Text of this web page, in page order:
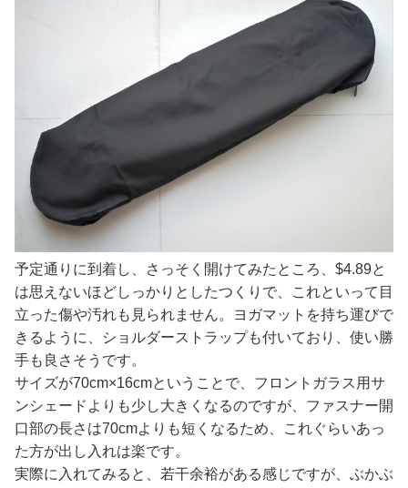
予定通りに到着し、さっそく開けてみたところ、$4.89と
は思えないほどしっかりとしたつくりで、これといって目
立った傷や汚れも見られません。ヨガマットを持ち運びで
きるように、ショルダーストラップも付いており、使い勝
手も良さそうです。
サイズが70cm×16cmということで、フロントガラス用サ
ンシェードよりも少し大きくなるのですが、ファスナー開
口部の長さは70cmよりも短くなるため、これぐらいあっ
た方が出し入れは楽です。
実際に入れてみると、若干余裕がある感じですが、ぶかぶ